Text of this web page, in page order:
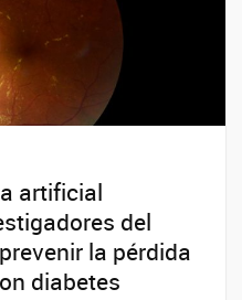
artificial
del
la pérdida
diabetes